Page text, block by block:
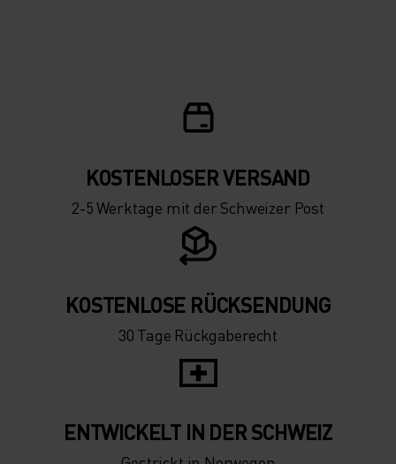
KOSTENLOSER VERSAND
2-5 Werktage mit der Schweizer Post
KOSTENLOSE RÜCKSENDUNG
30 Tage Rückgaberecht
ENTWICKELT IN DER SCHWEIZ